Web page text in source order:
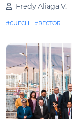
Fredy Aliaga V.
#CUECH #RECTOR